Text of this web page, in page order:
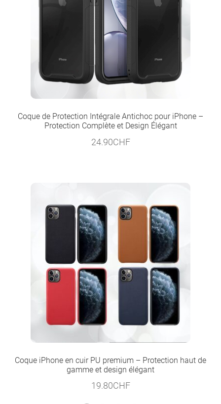
Coque de Protection Intégrale Antichoc pour iPhone –
Protection Complète et Design Élégant
24.90CHF
Coque iPhone en cuir PU premium – Protection haut de
gamme et design élégant
19.80CHF